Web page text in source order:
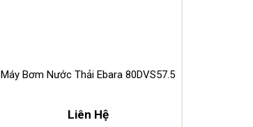
Máy Bơm Nước Thải Ebara 80DVS57.5
Liên Hệ